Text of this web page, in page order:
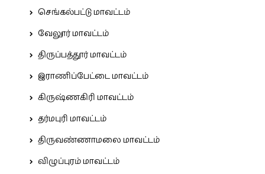
செங்கல்பட்டு மாவட்டம்
வேலூர் மாவட்டம்
திருப்பத்தூர் மாவட்டம்
இராணிப்பேட்டை மாவட்டம்
கிருஷ்ணகிரி மாவட்டம்
தர்மபுரி மாவட்டம்
திருவண்ணாமலை மாவட்டம்
விழுப்புரம் மாவட்டம்